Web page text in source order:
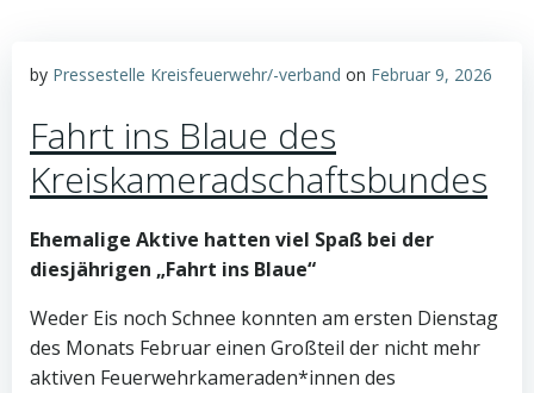
by Pressestelle Kreisfeuerwehr/-verband on Februar 9, 2026
Fahrt ins Blaue des
Kreiskameradschaftsbundes
Ehemalige Aktive hatten viel Spaß bei der
diesjährigen „Fahrt ins Blaue“
Weder Eis noch Schnee konnten am ersten Dienstag
des Monats Februar einen Großteil der nicht mehr
aktiven Feuerwehrkameraden*innen des